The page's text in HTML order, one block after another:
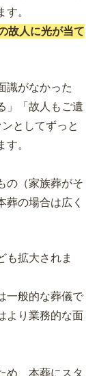
。
故人に光が当て
識がなかった
」「故人もご遺
としてずっと
。
の（家族葬がそ
葬の場合は広く
も拡大されま
一般的な葬儀で
より業務的な面
め、本葬にスタ